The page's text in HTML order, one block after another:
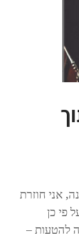
אני חוזרת
פי כן
להטעות –